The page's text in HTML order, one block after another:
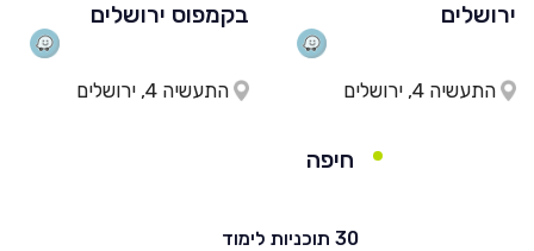
התעשיה 4, ירושלים התעשיה 4, ירושלים
חיפה
30 תוכניות לימוד